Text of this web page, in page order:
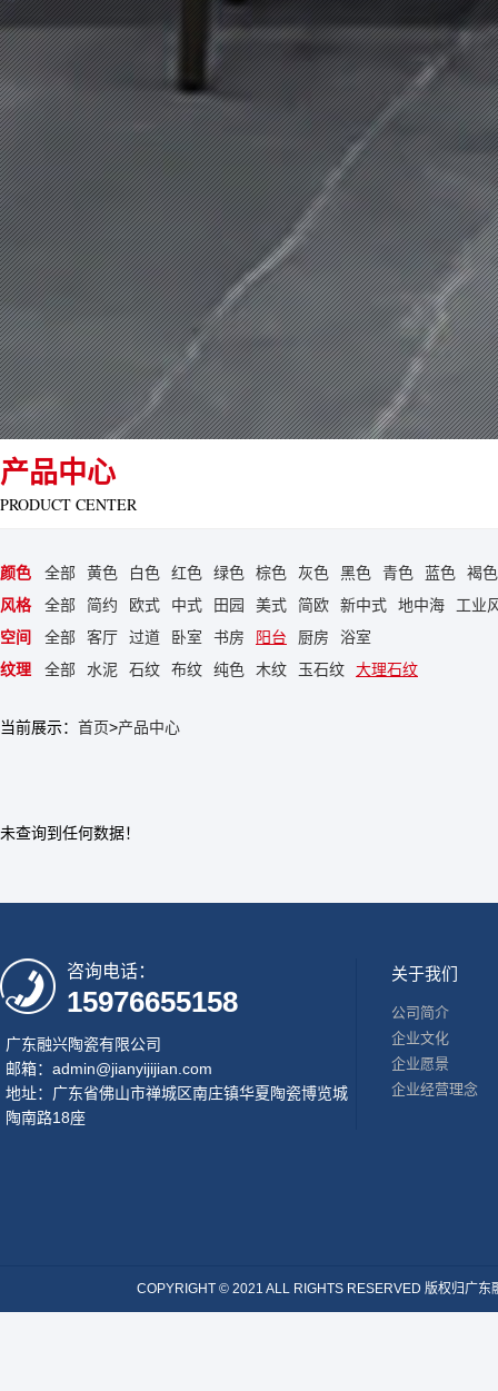
产品中心
PRODUCT CENTER
颜色 全部 黄色 白色 红色 绿色 棕色 灰色 黑色 青色 蓝色
褐色
风格
全部 简约 欧式 中式 田园 美式 简欧 新中式 地中海
工业
空间
全部 客厅 过道 卧室 书房 阳台 厨房
浴室
纹理
全部 水泥 石纹 布纹 纯色 木纹 玉石纹 大理石纹
当前展示： 首页>产品中心
未查询到任何数据！
咨询电话：
15976655158
广东融兴陶瓷有限公司
邮箱：admin@jianyijijian.com
地址：广东省佛山市禅城区南庄镇华夏陶瓷博览城
陶南路18座
关于我们
公司简介
企业文化
企业愿景
企业经营理念
COPYRIGHT © 2021 ALL RIGHTS RESERVED 版权归广